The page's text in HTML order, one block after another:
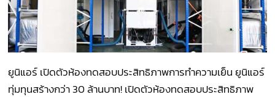
ยูนิแอร์ เปิดตัวห้องทดสอบประสิทธิภาพการทำความเย็น ยูนิแอร์
ทุ่มทุนสร้างกว่า 30 ล้านบาท! เปิดตัวห้องทดสอบประสิทธิภาพ